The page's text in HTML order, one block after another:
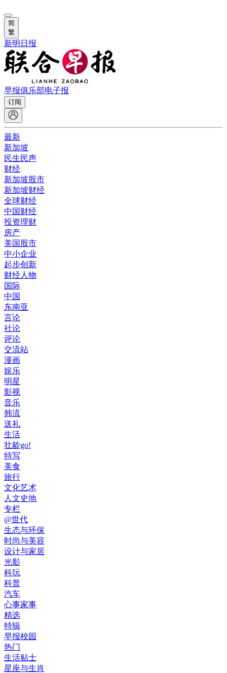
简
繁
新明日报
早报俱乐部电子报
订阅
最新
新加坡
民生民声
财经
新加坡股市
新加坡财经
全球财经
中国财经
投资理财
房产
美国股市
中小企业
起步创新
财经人物
国际
中国
东南亚
言论
社论
评论
交流站
漫画
娱乐
明星
影视
音乐
韩流
送礼
生活
壮龄go!
特写
美食
旅行
文化艺术
人文史地
专栏
@世代
生态与环保
时尚与美容
设计与家居
光影
科玩
科普
汽车
心事家事
精选
特辑
早报校园
热门
生活贴士
星座与生肖